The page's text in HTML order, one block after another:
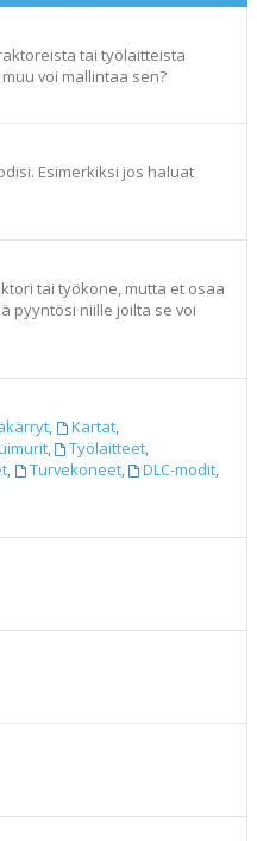
tai työlaitteista
voi mallintaa sen?
Esimerkiksi jos haluat
tai työkone, mutta et osaa
pyyntösi niille joilta se voi
, Kartat,
, Työlaitteet,
, Turvekoneet, DLC-modit,